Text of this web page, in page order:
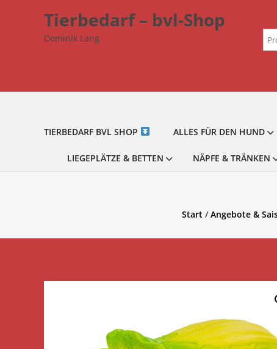
Tierbedarf – bvl-Shop
Dominik Lang
TIERBEDARF BVL SHOP ALLES FÜR DEN HUND
LIEGEPLÄTZE & BETTEN NÄPFE & TRÄNKEN
Start /Angebote &